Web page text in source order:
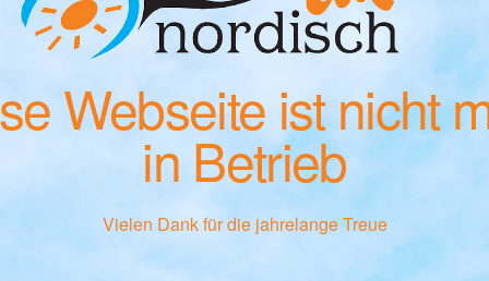
Webseite ist nicht
in Betrieb
Vielen Dank für die jahrelange Treue